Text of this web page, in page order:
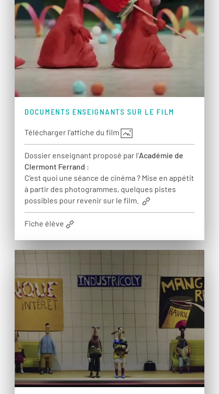
DOCUMENTS ENSEIGNANTS SUR LE FILM
Télécharger l'affiche du film
Dossier enseignant proposé par l’Académie de
Clermont Ferrand :
C’est quoi une séance de cinéma ? Mise en appétit
à partir des photogrammes, quelques pistes
possibles pour revenir sur le film.
Fiche élève